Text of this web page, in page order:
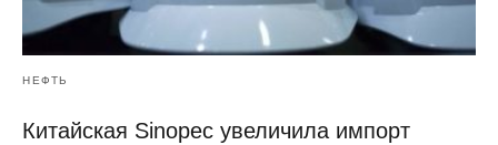
НЕФТЬ
Китайская Sinopec увеличила импорт